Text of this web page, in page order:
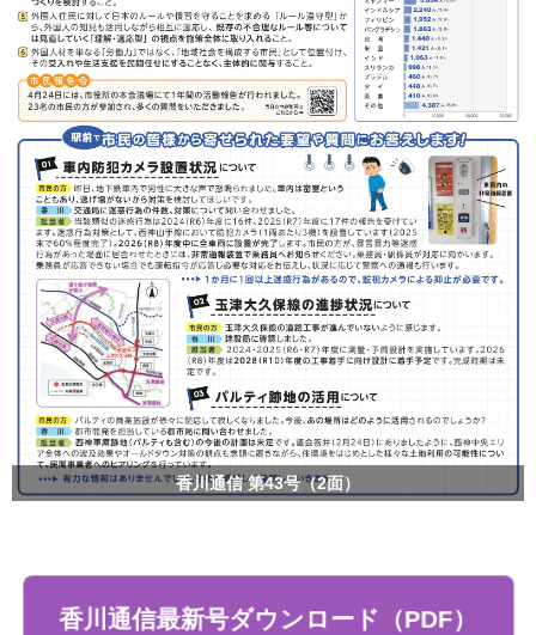
香川通信 第43号（2面）
香川通信最新号ダウンロード（PDF）